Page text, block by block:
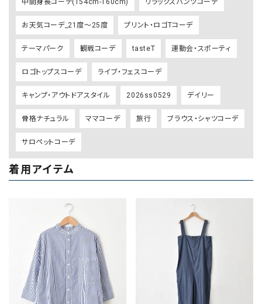
お天気コーデ_21度～25度 プリント・ロゴTコーデ
テーマパーク 観戦コーデ tasteT 運動会・スポーティ
ロゴトップスコーデ ライブ・フェスコーデ
キャンプ・アウトドアスタイル 2026ss0529 デイリー
骨格ナチュラル ママコーデ 旅行 ブラウス・シャツコーデ
サロペットコーデ
着用アイテム